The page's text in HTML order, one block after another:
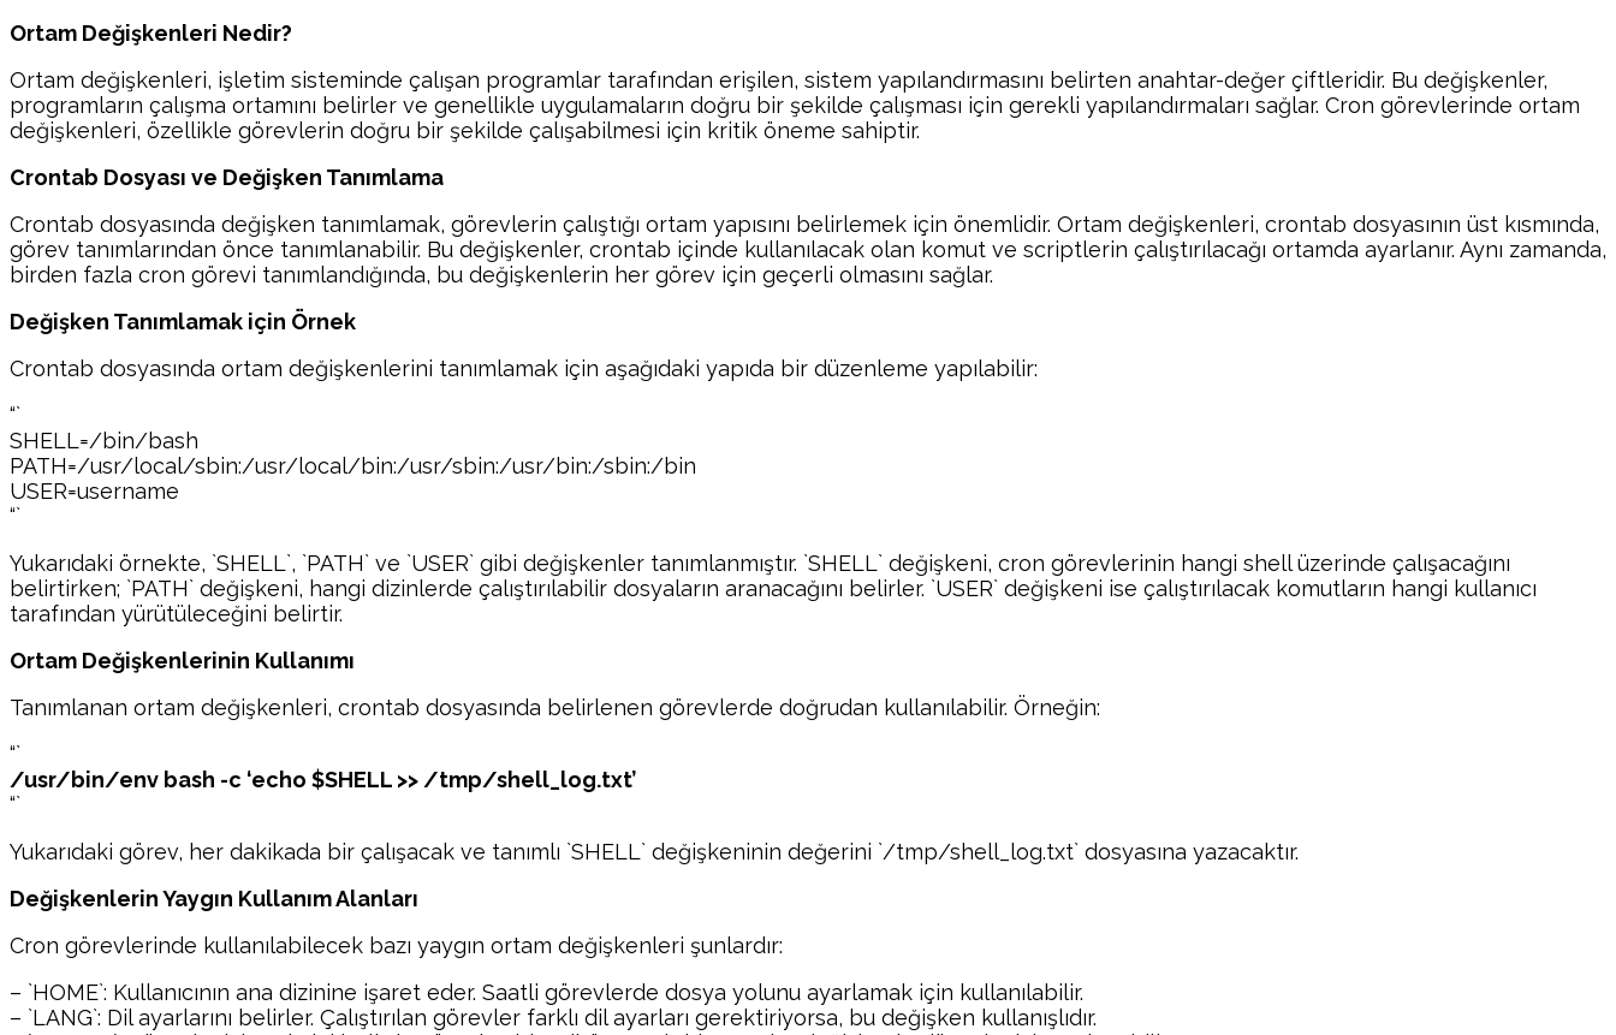
Ortam Değişkenleri Nedir?
Ortam değişkenleri, işletim sisteminde çalışan programlar tarafından erişilen, sistem yapılandırmasını belirten anahtar-değer çiftleridir. Bu değişkenler,
programların çalışma ortamını belirler ve genellikle uygulamaların doğru bir şekilde çalışması için gerekli yapılandırmaları sağlar. Cron görevlerinde ortam
değişkenleri, özellikle görevlerin doğru bir şekilde çalışabilmesi için kritik öneme sahiptir.
Crontab Dosyası ve Değişken Tanımlama
Crontab dosyasında değişken tanımlamak, görevlerin çalıştığı ortam yapısını belirlemek için önemlidir. Ortam değişkenleri, crontab dosyasının üst kısmında,
görev tanımlarından önce tanımlanabilir. Bu değişkenler, crontab içinde kullanılacak olan komut ve scriptlerin çalıştırılacağı ortamda ayarlanır. Aynı zamanda,
birden fazla cron görevi tanımlandığında, bu değişkenlerin her görev için geçerli olmasını sağlar.
Değişken Tanımlamak için Örnek
Crontab dosyasında ortam değişkenlerini tanımlamak için aşağıdaki yapıda bir düzenleme yapılabilir:
“`
SHELL=/bin/bash
PATH=/usr/local/sbin:/usr/local/bin:/usr/sbin:/usr/bin:/sbin:/bin
USER=username
“`
Yukarıdaki örnekte, `SHELL`, `PATH` ve `USER` gibi değişkenler tanımlanmıştır. `SHELL` değişkeni, cron görevlerinin hangi shell üzerinde çalışacağını
belirtirken; `PATH` değişkeni, hangi dizinlerde çalıştırılabilir dosyaların aranacağını belirler. `USER` değişkeni ise çalıştırılacak komutların hangi kullanıcı
tarafından yürütüleceğini belirtir.
Ortam Değişkenlerinin Kullanımı
Tanımlanan ortam değişkenleri, crontab dosyasında belirlenen görevlerde doğrudan kullanılabilir. Örneğin:
“`
/usr/bin/env bash -c ‘echo $SHELL >> /tmp/shell_log.txt’
“`
Yukarıdaki görev, her dakikada bir çalışacak ve tanımlı `SHELL` değişkeninin değerini `/tmp/shell_log.txt` dosyasına yazacaktır.
Değişkenlerin Yaygın Kullanım Alanları
Cron görevlerinde kullanılabilecek bazı yaygın ortam değişkenleri şunlardır:
– `HOME`: Kullanıcının ana dizinine işaret eder. Saatli görevlerde dosya yolunu ayarlamak için kullanılabilir.
– `LANG`: Dil ayarlarını belirler. Çalıştırılan görevler farklı dil ayarları gerektiriyorsa, bu değişken kullanışlıdır.